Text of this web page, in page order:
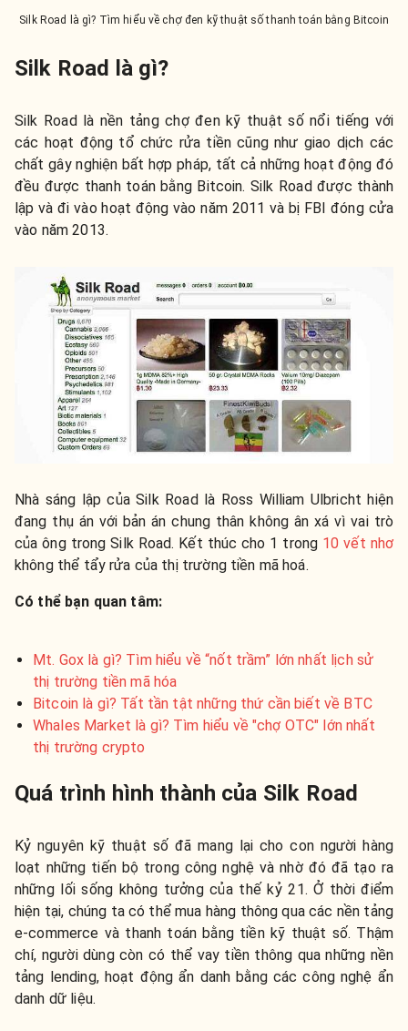
Silk Road là gì? Tìm hiểu về chợ đen kỹ thuật số thanh toán bằng Bitcoin
Silk Road là gì?
Silk Road là nền tảng chợ đen kỹ thuật số nổi tiếng với
các hoạt động tổ chức rửa tiền cũng như giao dịch các
chất gây nghiện bất hợp pháp, tất cả những hoạt động đó
đều được thanh toán bằng Bitcoin. Silk Road được thành
lập và đi vào hoạt động vào năm 2011 và bị FBI đóng cửa
vào năm 2013.
Nhà sáng lập của Silk Road là Ross William Ulbricht hiện
đang thụ án với bản án chung thân không ân xá vì vai trò
của ông trong Silk Road. Kết thúc cho 1 trong 10 vết nhơ
không thể tẩy rửa của thị trường tiền mã hoá.
Có thể bạn quan tâm:
Mt. Gox là gì? Tìm hiểu về “nốt trầm” lớn nhất lịch sử
thị trường tiền mã hóa
Bitcoin là gì? Tất tần tật những thứ cần biết về BTC
Whales Market là gì? Tìm hiểu về "chợ OTC" lớn nhất
thị trường crypto
Quá trình hình thành của Silk Road
Kỷ nguyên kỹ thuật số đã mang lại cho con người hàng
loạt những tiến bộ trong công nghệ và nhờ đó đã tạo ra
những lối sống không tưởng của thế kỷ 21. Ở thời điểm
hiện tại, chúng ta có thể mua hàng thông qua các nền tảng
e-commerce và thanh toán bằng tiền kỹ thuật số. Thậm
chí, người dùng còn có thể vay tiền thông qua những nền
tảng lending, hoạt động ẩn danh bằng các công nghệ ẩn
danh dữ liệu.